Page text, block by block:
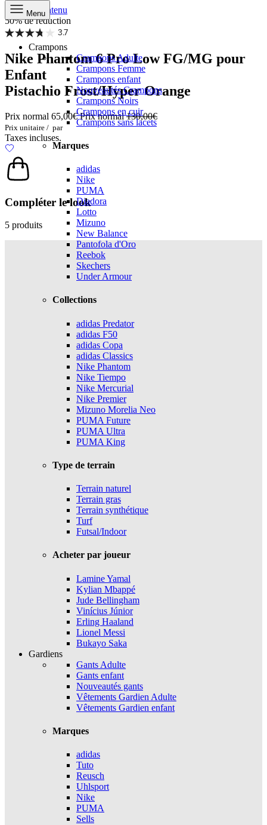
Aller au contenu
Menu
Crampons
Crampons Adulte
Crampons Femme
Crampons enfant
Nouveautés Crampons
Crampons Noirs
Crampons en cuir
Crampons sans lacets
Marques
adidas
Nike
PUMA
Diadora
Lotto
Mizuno
New Balance
Pantofola d'Oro
Reebok
Skechers
Under Armour
Collections
adidas Predator
adidas F50
adidas Copa
adidas Classics
Nike Phantom
Nike Tiempo
Nike Mercurial
Nike Premier
Mizuno Morelia Neo
PUMA Future
PUMA Ultra
PUMA King
Type de terrain
Terrain naturel
Terrain gras
Terrain synthétique
Turf
Futsal/Indoor
Acheter par joueur
Lamine Yamal
Kylian Mbappé
Jude Bellingham
Vinícius Júnior
Erling Haaland
Lionel Messi
Bukayo Saka
Gardiens
Gants Adulte
Gants enfant
Nouveautés gants
Vêtements Gardien Adulte
Vêtements Gardien enfant
Marques
adidas
Tuto
Reusch
Uhlsport
Nike
PUMA
Sells
50% de réduction
3.7
Nike Phantom 6 Pro Low FG/MG pour
Enfant
Pistachio Frost/Hyper Orange
Prix normal 65,00€Prix normal 130,00€
Prix unitaire / par
Taxes incluses.
Compléter le look
5 produits